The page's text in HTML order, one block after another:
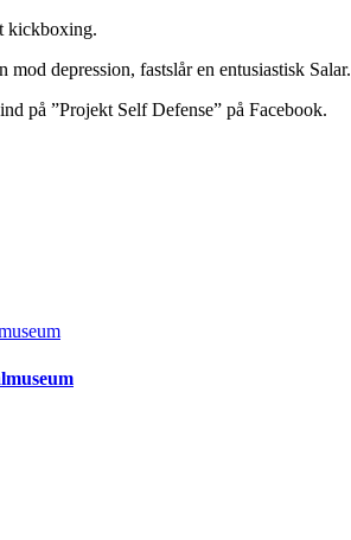
kickboxing.
depression, fastslår en entusiastisk Salar.
på ”Projekt Self Defense” på Facebook.